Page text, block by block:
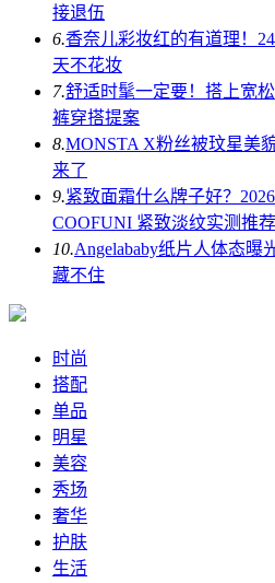
接退伍
6.香奈儿彩妆红的有道理！
天不花妆
7.舒适时髦一定要！搭上宽
裤穿搭提案
8.MONSTA X粉丝被玟星美
来了
9.紧致面霜什么牌子好？
COOFUNI 紧致淡纹实测推荐
10.Angelababy纸片人体态曝
藏不住
时尚
搭配
单品
明星
美容
秀场
奢华
护肤
生活